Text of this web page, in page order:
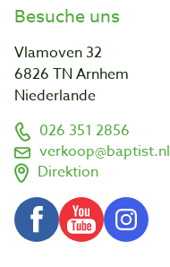
Besuche uns
Vlamoven 32
6826 TN Arnhem
Niederlande
026 351 2856
verkoop@baptist.nl
Direktion